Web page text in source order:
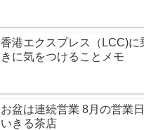
香港エクスプレス（LCC)に
きに気をつけることメモ
お盆は連続営業 8月の営業
いきる茶店